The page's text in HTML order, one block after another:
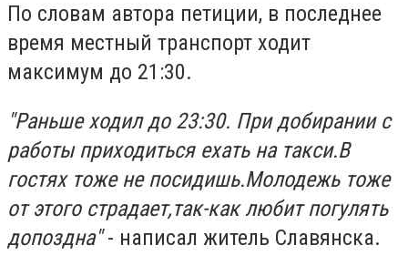
По словам автора петиции, в последнее
время местный транспорт ходит
максимум до 21:30.
"Раньше ходил до 23:30. При добирании с
работы приходиться ехать на такси.В
гостях тоже не посидишь.Молодежь тоже
от этого страдает,так-как любит погулять
допоздна"- написал житель Славянска.